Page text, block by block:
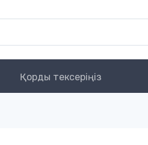
Қорды тексеріңіз